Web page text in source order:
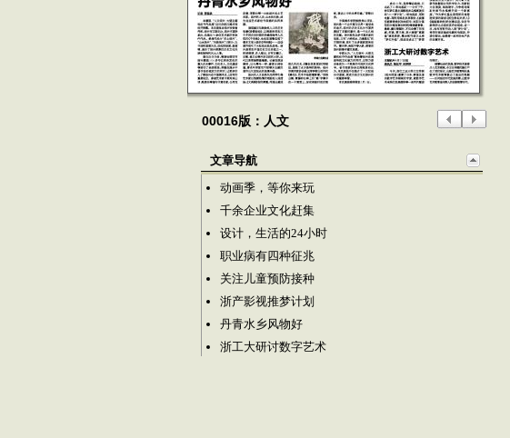
00016版：人文
文章导航
动画季，等你来玩
千余企业文化赶集
设计，生活的24小时
职业病有四种征兆
关注儿童预防接种
浙产影视推梦计划
丹青水乡风物好
浙工大研讨数字艺术